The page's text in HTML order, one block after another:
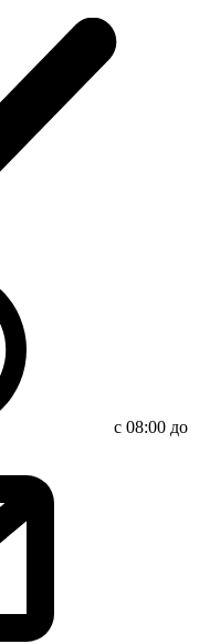
с 08:00 до